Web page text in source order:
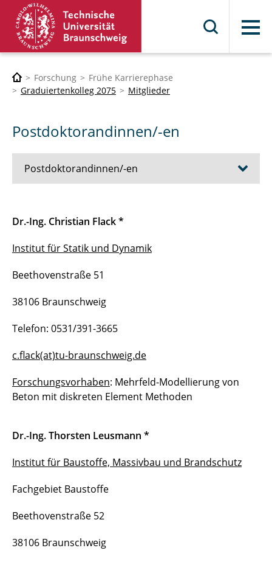
Menü
Forschung
Frühe Karrierephase
Graduiertenkolleg 2075
Mitglieder
Postdoktorandinnen/-en
Postdoktorandinnen/-en
Dr.-Ing. Christian Flack *
Institut für Statik und Dynamik
Beethovenstraße 51
38106 Braunschweig
Telefon: 0531/391-3665
c.flack(at)tu-braunschweig.de
Forschungsvorhaben: Mehrfeld-Modellierung von
Beton mit diskreten Element Methoden
Dr.-Ing. Thorsten Leusmann *
Institut für Baustoffe, Massivbau und Brandschutz
Fachgebiet Baustoffe
Beethovenstraße 52
38106 Braunschweig